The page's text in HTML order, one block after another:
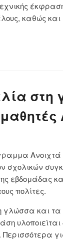
καθώς και
σχολικών
εβδομάδας
πολίτες.
γλώσσα και
Περισσότερα